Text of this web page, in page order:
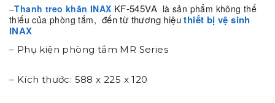
–Thanh treo khăn INAX KF-545VA là sản phẩm không thể
thiếu của phòng tắm, đến từ thương hiệuthiết bị vệ sinh
INAX
– Phụ kiện phòng tắm MR Series
– Kích thước: 588 x 225 x 120